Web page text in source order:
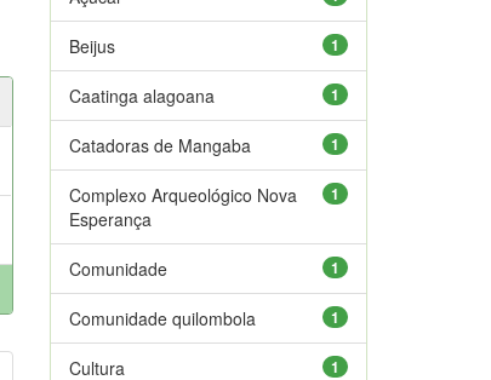
1
Beijus
1
Caatinga alagoana
1
Catadoras de Mangaba
1
Complexo Arqueológico Nova
Esperança
1
Comunidade
1
Comunidade quilombola
1
Cultura